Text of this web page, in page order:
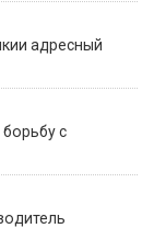
адресный
с